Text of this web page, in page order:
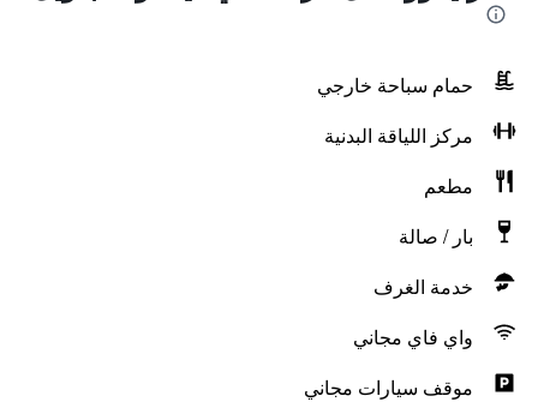
حمام سباحة خارجي
مركز اللياقة البدنية
مطعم
بار / صالة
خدمة الغرف
واي فاي مجاني
موقف سيارات مجاني